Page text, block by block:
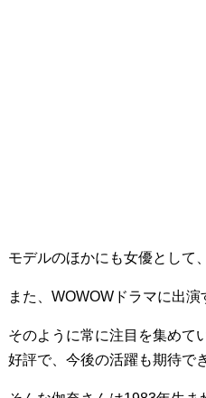
モデルのほかにも女優として
また、WOWOWドラマに出
そのように常に注目を集めて
好評で、今後の活躍も期待で